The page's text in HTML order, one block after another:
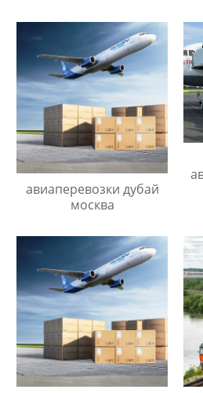
авиаперевозки дубай
москва